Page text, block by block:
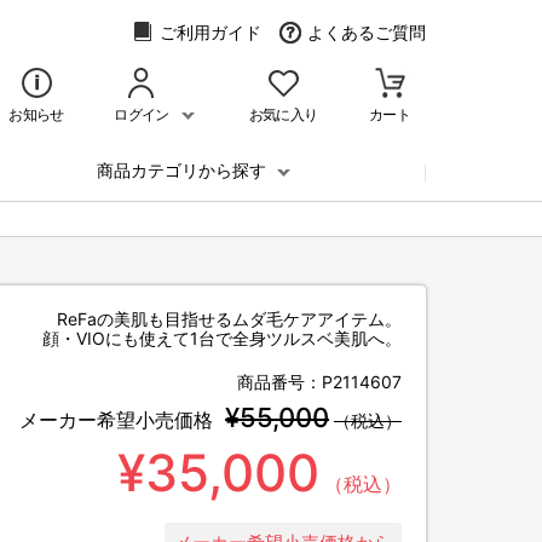
ご利用ガイド よくあるご質問
お知らせ ログイン お気に入り カート
商品カテゴリから探す
ReFaの美肌も目指せるムダ毛ケアアイテム。
顔・VIOにも使えて1台で全身ツルスベ美肌へ。
商品番号： P2114607
メーカー希望小売価格 ¥55,000 （税込）
¥35,000 （税込）